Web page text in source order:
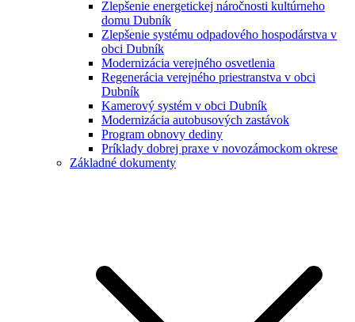
Zlepšenie energetickej náročnosti kultúrneho
domu Dubník
Zlepšenie systému odpadového hospodárstva v
obci Dubník
Modernizácia verejného osvetlenia
Regenerácia verejného priestranstva v obci
Dubník
Kamerový systém v obci Dubník
Modernizácia autobusových zastávok
Program obnovy dediny
Príklady dobrej praxe v novozámockom okrese
Základné dokumenty